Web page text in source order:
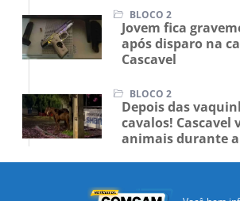
BLOCO 2
Jovem fica
após disparo na
BLOCO 2
Depois das
cavalos! Cascavel